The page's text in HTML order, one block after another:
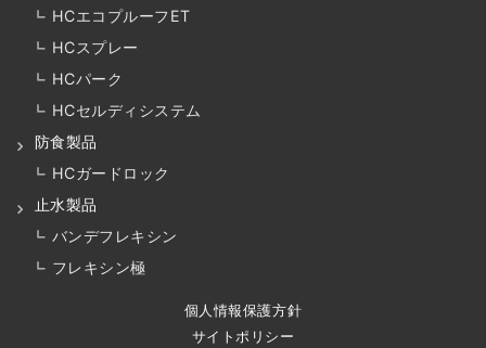
HCエコプルーフET
HCスプレー
HCパーク
HCセルディシステム
防食製品
HCガードロック
止水製品
バンデフレキシン
フレキシン極
個人情報保護方針
サイトポリシー